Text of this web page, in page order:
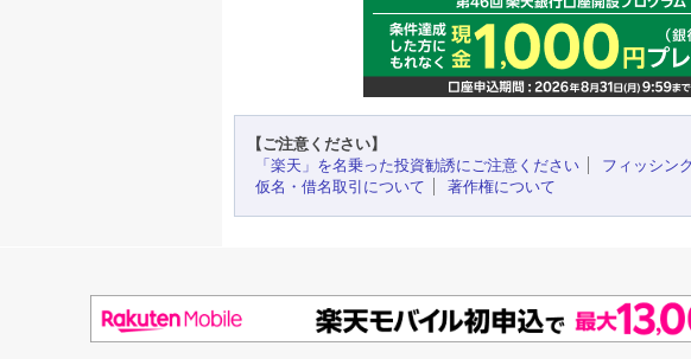
【ご注意ください】
「楽天」を名乗った投資勧誘にご注意ください
フィッシン
仮名・借名取引について
著作権について